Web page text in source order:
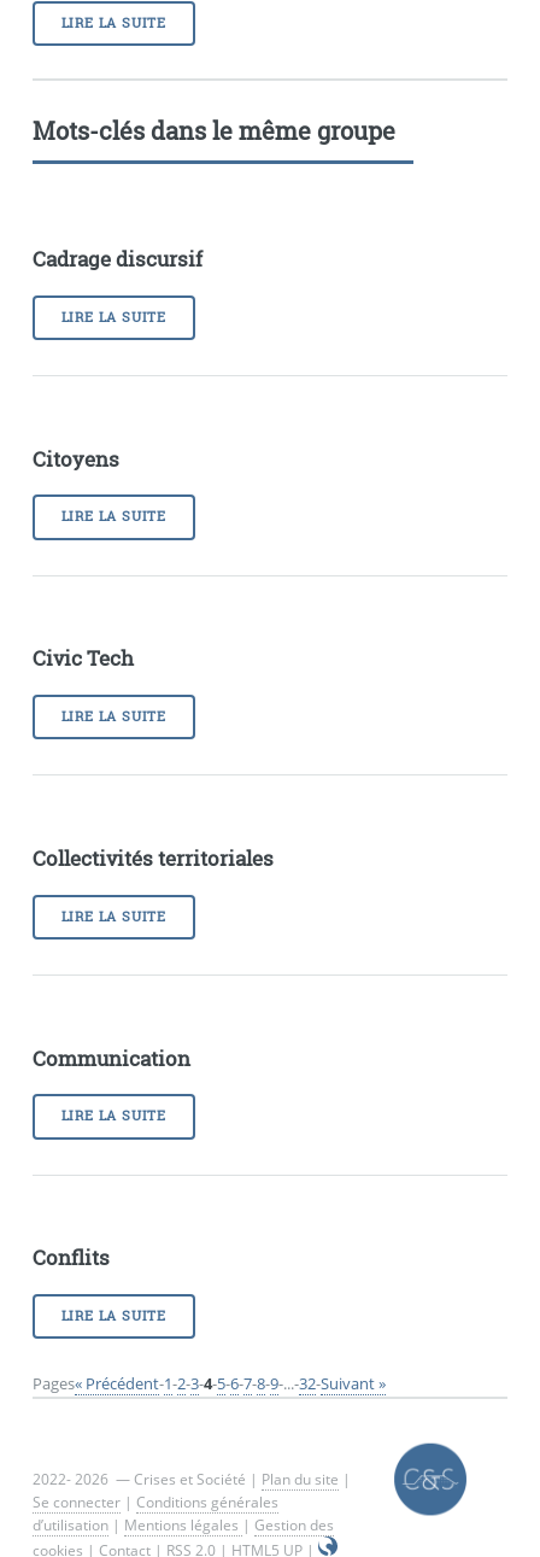
LIRE LA SUITE
Mots-clés dans le même groupe
Cadrage discursif
LIRE LA SUITE
Citoyens
LIRE LA SUITE
Civic Tech
LIRE LA SUITE
Collectivités territoriales
LIRE LA SUITE
Communication
LIRE LA SUITE
Conflits
LIRE LA SUITE
Pages« Précédent-1-2-3-4-5-6-7-8-9-...-32-Suivant »
2022- 2026 — Crises et Société | Plan du site |
Se connecter| Conditions générales
d’utilisation| Mentions légales | Gestion des
cookies | Contact| RSS 2.0| HTML5 UP|